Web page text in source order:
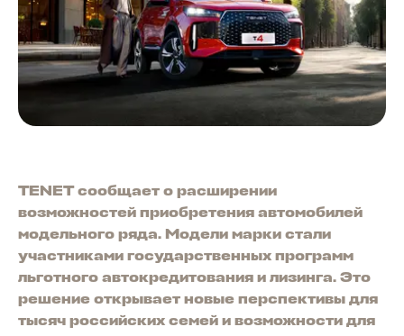
TENET сообщает о расширении
возможностей приобретения автомобилей
модельного ряда. Модели марки стали
участниками государственных программ
льготного автокредитования и лизинга. Это
решение открывает новые перспективы для
тысяч российских семей и возможности для